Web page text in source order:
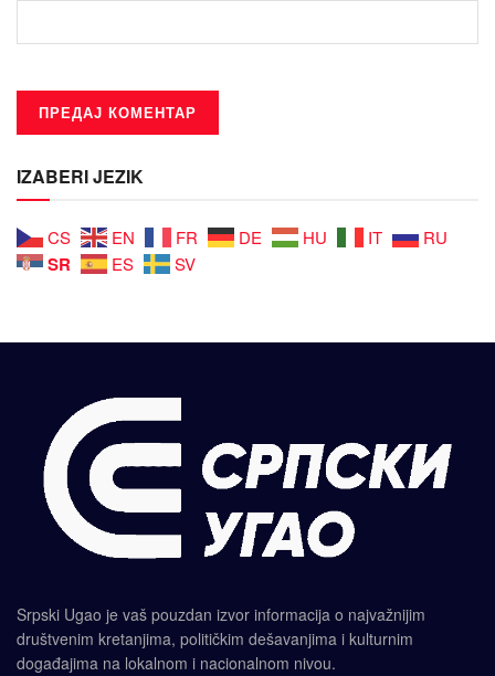
IZABERI JEZIK
CS EN FR DE HU IT RU
SR ES SV
Srpski Ugao je vaš pouzdan izvor informacija o najvažnijim
društvenim kretanjima, političkim dešavanjima i kulturnim
događajima na lokalnom i nacionalnom nivou.